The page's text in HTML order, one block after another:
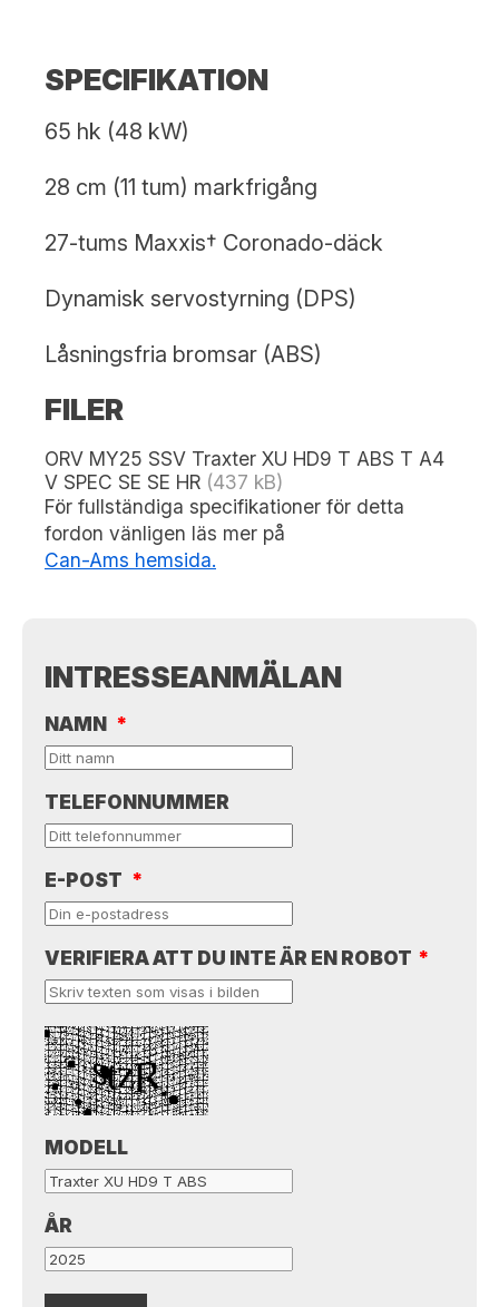
SPECIFIKATION
65 hk (48 kW)
28 cm (11 tum) markfrigång
27-tums Maxxis† Coronado-däck
Dynamisk servostyrning (DPS)
Låsningsfria bromsar (ABS)
FILER
ORV MY25 SSV Traxter XU HD9 T ABS T A4
V SPEC SE SE HR (437 kB)
För fullständiga specifikationer för detta
fordon vänligen läs mer på
Can-Ams hemsida.
INTRESSEANMÄLAN
NAMN *
TELEFONNUMMER
E-POST *
VERIFIERA ATT DU INTE ÄR EN ROBOT *
MODELL
ÅR